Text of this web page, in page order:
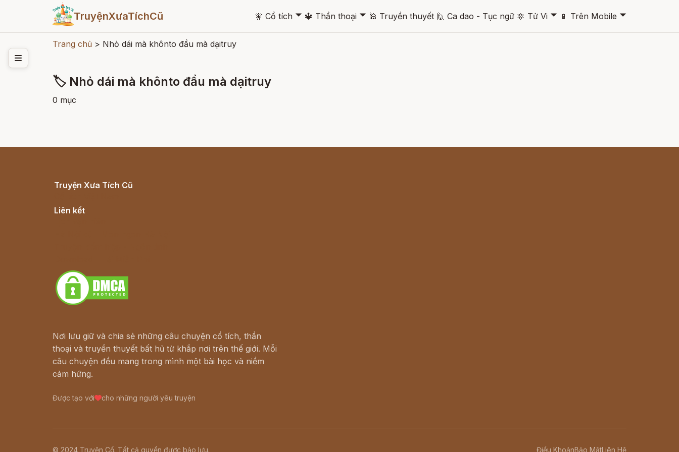
TruyệnXưaTíchCũ 🧚 Cổ tích 🞃 🔱 Thần thoại 🞃 🕌 Truyền thuyết 🙋 Ca dao - Tục ngữ 🔯 Tử Vi 🞃 📱 Trên Mobile 🞃
Trang chủ > Nhỏ dái mà khônto đầu mà dạitruy
🏷 Nhỏ dái mà khônto đầu mà dạitruy
0 mục
Truyện Xưa Tích Cũ
Liên kết
Nơi lưu giữ và chia sẻ những câu chuyện cổ tích, thần
thoại và truyền thuyết bất hủ từ khắp nơi trên thế giới. Mỗi
câu chuyện đều mang trong mình một bài học và niềm
cảm hứng.
Được tạo với cho những người yêu truyện
© 2024 Truyện Cổ. Tất cả quyền được bảo lưu. Điều KhoảnBảo MậtLiên Hệ